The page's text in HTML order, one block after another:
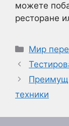
можете
ресторане
Рубрики
Мир
техники